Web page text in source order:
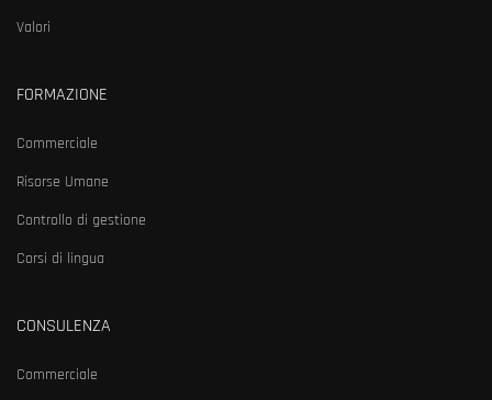
Valori
FORMAZIONE
Commerciale
Risorse Umane
Controllo di gestione
Corsi di lingua
CONSULENZA
Commerciale